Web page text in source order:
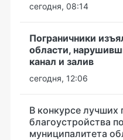
сегодня, 08:14
Пограничники
области,
канал и залив
сегодня, 12:06
В конкурсе лучших
благоустройства
муниципалитета